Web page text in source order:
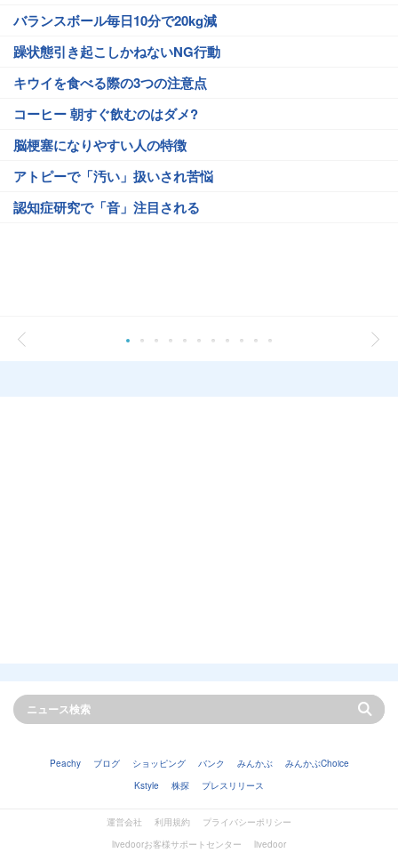
バランスボール毎日10分で20kg減
躁状態引き起こしかねないNG行動
キウイを食べる際の3つの注意点
コーヒー 朝すぐ飲むのはダメ?
脳梗塞になりやすい人の特徴
アトピーで「汚い」扱いされ苦悩
認知症研究で「音」注目される
Peachy ブログ ショッピング バンク みんかぶ
みんかぶChoice
Kstyle
株探 プレスリリース
運営会社 利用規約
プライバシーポリシー
livedoorお客様サポートセンター
livedoor